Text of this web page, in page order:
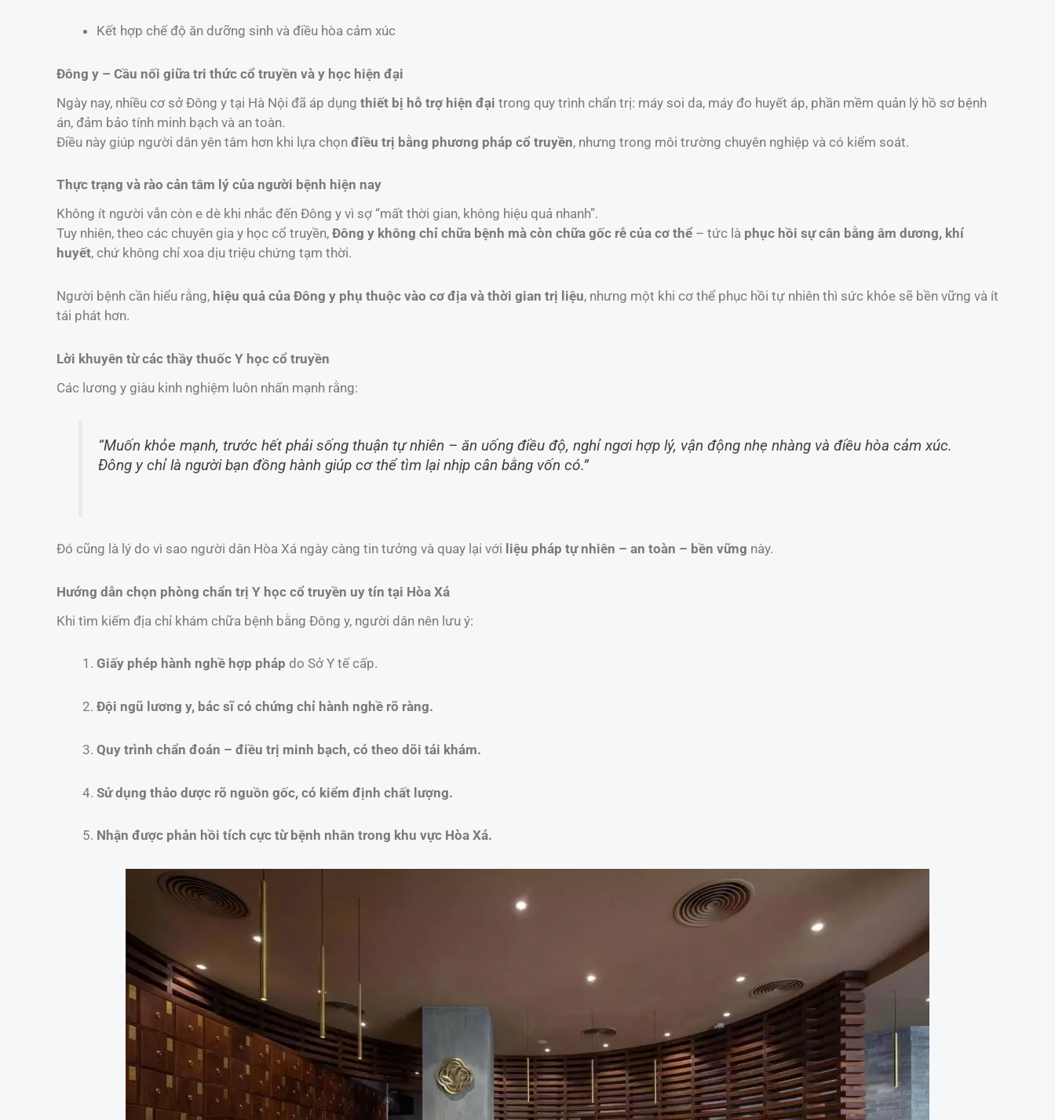
Kết hợp chế độ ăn dưỡng sinh và điều hòa cảm xúc
Đông y – Cầu nối giữa tri thức cổ truyền và y học hiện đại
Ngày nay, nhiều cơ sở Đông y tại Hà Nội đã áp dụng thiết bị hỗ trợ hiện đại trong quy trình chẩn trị: máy soi da, máy đo huyết áp, phần mềm quản lý hồ sơ bệnh
án, đảm bảo tính minh bạch và an toàn.
Điều này giúp người dân yên tâm hơn khi lựa chọn điều trị bằng phương pháp cổ truyền, nhưng trong môi trường chuyên nghiệp và có kiểm soát.
Thực trạng và rào cản tâm lý của người bệnh hiện nay
Không ít người vẫn còn e dè khi nhắc đến Đông y vì sợ “mất thời gian, không hiệu quả nhanh”.
Tuy nhiên, theo các chuyên gia y học cổ truyền, Đông y không chỉ chữa bệnh mà còn chữa gốc rễ của cơ thể – tức là phục hồi sự cân bằng âm dương, khí
huyết, chứ không chỉ xoa dịu triệu chứng tạm thời.
Người bệnh cần hiểu rằng, hiệu quả của Đông y phụ thuộc vào cơ địa và thời gian trị liệu, nhưng một khi cơ thể phục hồi tự nhiên thì sức khỏe sẽ bền vững và ít
tái phát hơn.
Lời khuyên từ các thầy thuốc Y học cổ truyền
Các lương y giàu kinh nghiệm luôn nhấn mạnh rằng:
“Muốn khỏe mạnh, trước hết phải sống thuận tự nhiên – ăn uống điều độ, nghỉ ngơi hợp lý, vận động nhẹ nhàng và điều hòa cảm xúc.
Đông y chỉ là người bạn đồng hành giúp cơ thể tìm lại nhịp cân bằng vốn có.”
Đó cũng là lý do vì sao người dân Hòa Xá ngày càng tin tưởng và quay lại với liệu pháp tự nhiên – an toàn – bền vững này.
Hướng dẫn chọn phòng chẩn trị Y học cổ truyền uy tín tại Hòa Xá
Khi tìm kiếm địa chỉ khám chữa bệnh bằng Đông y, người dân nên lưu ý:
Giấy phép hành nghề hợp pháp do Sở Y tế cấp.
Đội ngũ lương y, bác sĩ có chứng chỉ hành nghề rõ ràng.
Quy trình chẩn đoán – điều trị minh bạch, có theo dõi tái khám.
Sử dụng thảo dược rõ nguồn gốc, có kiểm định chất lượng.
Nhận được phản hồi tích cực từ bệnh nhân trong khu vực Hòa Xá.